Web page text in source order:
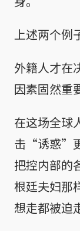
上述两个例
外籍人才在
因素固然重
在这场全球
击“诱惑”
把控内部的
根廷夫妇那
想走都被迫